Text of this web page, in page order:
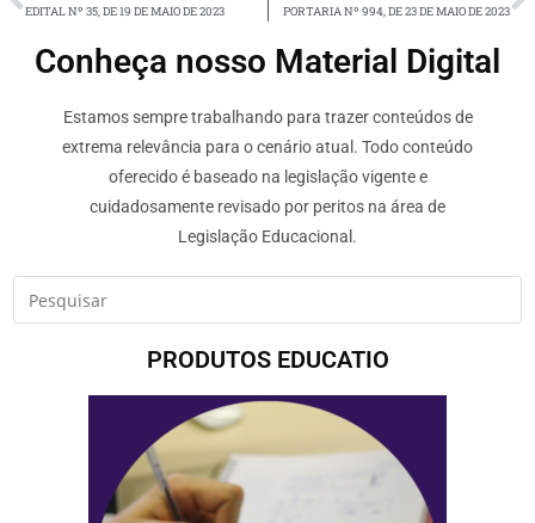
EDITAL Nº 35, DE 19 DE MAIO DE 2023 PORTARIA Nº 994, DE 23 DE MAIO DE 2023
Conheça nosso Material Digital
Estamos sempre trabalhando para trazer conteúdos de
extrema relevância para o cenário atual. Todo conteúdo
oferecido é baseado na legislação vigente e
cuidadosamente revisado por peritos na área de
Legislação Educacional.
PRODUTOS EDUCATIO